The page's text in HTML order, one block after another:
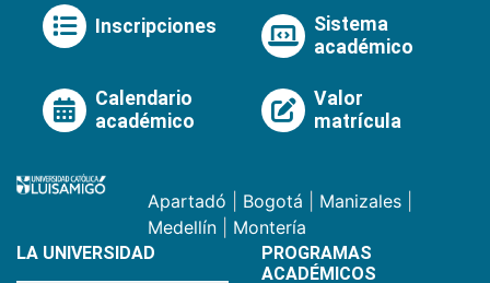
Inscripciones
Sistema
académico
Calendario
académico
Valor
matrícula
Apartadó Bogotá Manizales
Medellín
Montería
LA UNIVERSIDAD
PROGRAMAS
ACADÉMICOS